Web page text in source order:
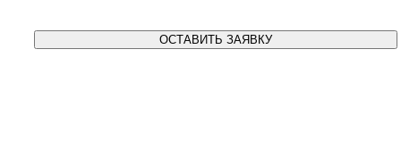
ОСТАВИТЬ ЗАЯВКУ